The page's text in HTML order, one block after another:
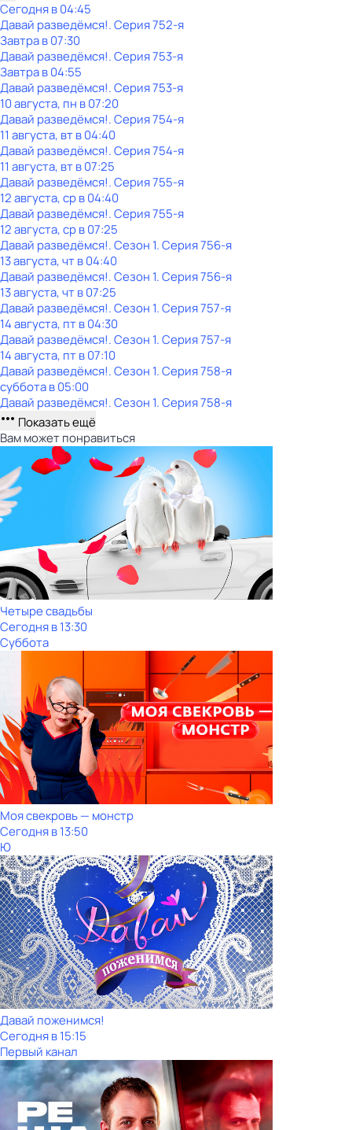
Сегодня в 04:45
Давай рaзвeдёмся!. Серия 752-я
Завтра в 07:30
Давай рaзвeдёмся!. Серия 753-я
Завтра в 04:55
Давай рaзвeдёмся!. Серия 753-я
10 августа, пн в 07:20
Давай рaзвeдёмся!. Серия 754-я
11 августа, вт в 04:40
Давай рaзвeдёмся!. Серия 754-я
11 августа, вт в 07:25
Давай рaзвeдёмся!. Серия 755-я
12 августа, ср в 04:40
Давай рaзвeдёмся!. Серия 755-я
12 августа, ср в 07:25
Давай рaзвeдёмся!. Сезон 1. Серия 756-я
13 августа, чт в 04:40
Давай рaзвeдёмся!. Сезон 1. Серия 756-я
13 августа, чт в 07:25
Давай рaзвeдёмся!. Сезон 1. Серия 757-я
14 августа, пт в 04:30
Давай рaзвeдёмся!. Сезон 1. Серия 757-я
14 августа, пт в 07:10
Давай рaзвeдёмся!. Сезон 1. Серия 758-я
субботав05:00
Давай рaзвeдёмся!. Сезон 1. Серия 758-я
Показать ещё
Вам может понравиться
Четыре свадьбы
Сегодня в 13:30
Суббота
Моя свекровь — монстр
Сегодня в 13:50
Ю
Давай поженимся!
Сегодня в 15:15
Первый канал